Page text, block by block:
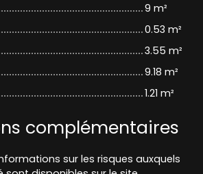
9 m²
0.53 m²
3.55 m²
9.18 m²
1.21 m²
complémentaires
sur les risques auxquels